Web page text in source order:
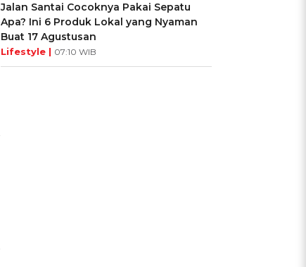
Jalan Santai Cocoknya Pakai Sepatu
Apa? Ini 6 Produk Lokal yang Nyaman
Buat 17 Agustusan
Lifestyle | 07:10 WIB